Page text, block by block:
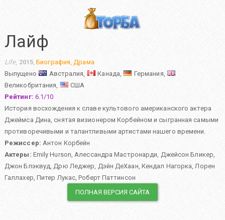
Лайф
Life, 2015,Биография,Драма
Выпущено
Австралия, Канада,
Германия,
Великобритания,
США
Рейтинг: 6.1/10
История восхождения к славе культового американского актера
Джеймса Дина, снятая визионером Корбейном и сыгранная самыми
противоречивыми и талантливыми артистами нашего времени.
Режиссер: Антон Корбейн
Актеры: Emily Hurson,Алессандра Мастронарди, Джейсон Бликер,
Джон Блэквуд,Дрю Леджер, Дэйн ДеХаан, Кендал Нагорка,Лорен
Галлахер, Питер Лукас,Роберт Паттинсон
ПОЛНАЯ ВЕРСИЯ САЙТА